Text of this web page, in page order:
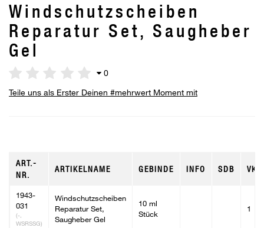
Windschutzscheiben
Reparatur Set, Saugheber
Gel
0
Teile uns als Erster Deinen #mehrwert Moment mit
ART.-
NR.
ARTIKELNAME GEBINDE INFO SDB VKE
1943-
031
(-,
WSRSSG)
Windschutzscheiben
Reparatur Set,
Saugheber Gel
10 ml
Stück
1